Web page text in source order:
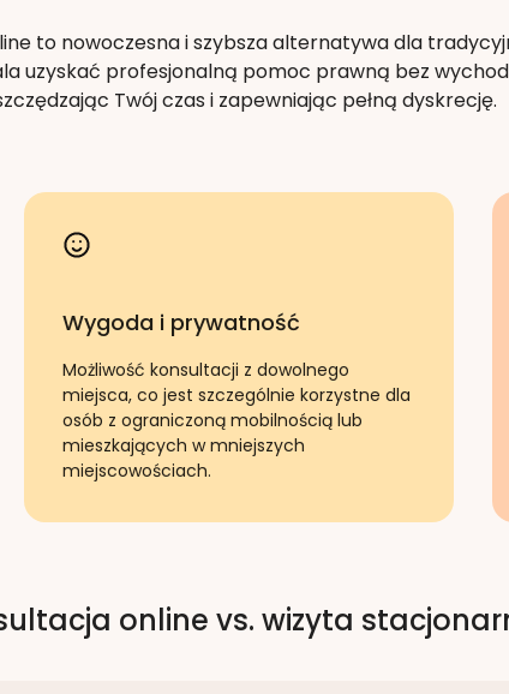
to nowoczesna i szybsza alternatywa dla
uzyskać profesjonalną pomoc prawną bez
Twój czas i zapewniając pełną dyskrecję.
Wygoda i prywatność
Możliwość konsultacji z dowolnego
miejsca, co jest szczególnie korzystne dla
osób z ograniczoną mobilnością lub
mieszkających w mniejszych
miejscowościach.
online vs. wizyta